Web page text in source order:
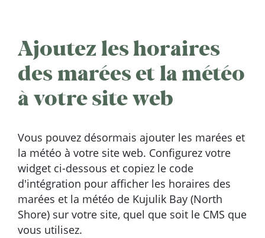
Ajoutez les horaires
des marées et la météo
à votre site web
Vous pouvez désormais ajouter les marées et
la météo à votre site web. Configurez votre
widget ci-dessous et copiez le code
d'intégration pour afficher les horaires des
marées et la météo de Kujulik Bay (North
Shore) sur votre site, quel que soit le CMS que
vous utilisez.